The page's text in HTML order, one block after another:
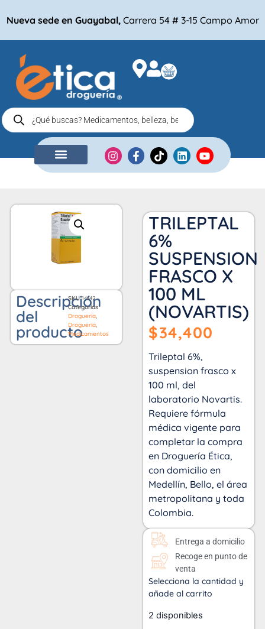
Nueva sede en Guayabal, Carrera 54 # 3-15 Campo Amor
Descripción
del
producto
SKU14142
Categorías
Droguería,
Droguería,
Medicamentos
TRILEPTAL
6%
SUSPENSION
FRASCO X
100 ML
(NOVARTIS)
$34,400
Trileptal 6%,
suspension frasco x
100 ml, del
laboratorio Novartis.
Requiere fórmula
médica vigente para
completar la compra
en Droguería Ética,
con domicilio en
Medellín, Bello, el área
metropolitana y toda
Colombia.
Entrega a domicilio
Recoge en punto de
venta
Selecciona la cantidad y
añade al carrito
2 disponibles